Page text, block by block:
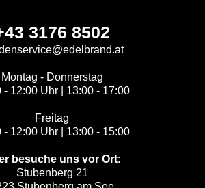
3176 8502
Montag - Donnerstag
- 12:00 Uhr | 13:00 - 17:00
Freitag
- 12:00 Uhr | 13:00 - 15:00
besuche uns vor Ort:
Stubenberg 21